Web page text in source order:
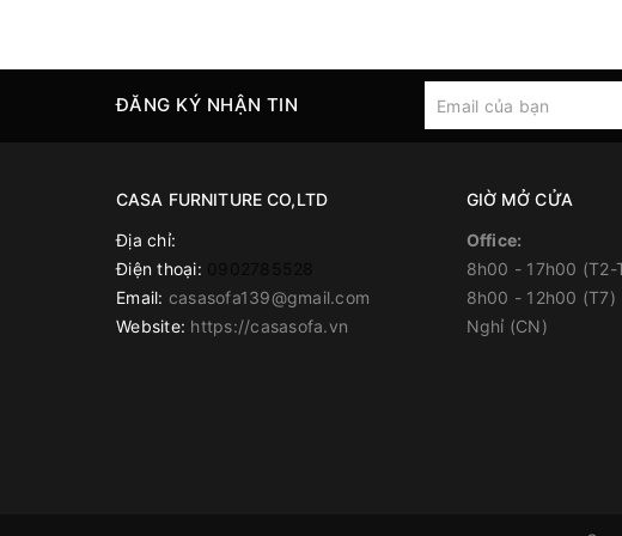
ĐĂNG KÝ NHẬN TIN
CASA FURNITURE CO,LTD
Địa chỉ:
Điện thoại:
Email: casasofa139@gmail.com
Website: https://casasofa.vn
GIỜ MỞ CỬA
Office:
8h00 - 17h00 (T2-
8h00 - 12h00 (T7)
Nghỉ (CN)